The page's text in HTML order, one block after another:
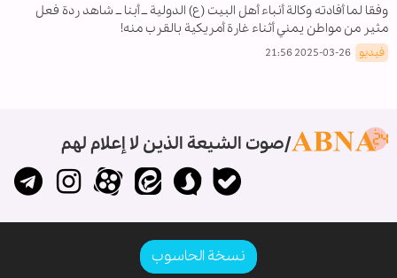
وفقا لما أفادته وكالة أنباء أهل البيت (ع) الدولية ــ أبنا ــ شاهد ردة فعل
مثير من مواطن يمني أثناء غارة أمريكية بالقرب منه!
فيديو 2025-03-26 21:56
صوت الشيعة الذين لا إعلام لهم
نسخة الحاسوب